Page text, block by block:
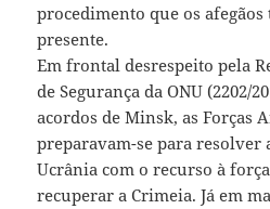
procedimento que os
presente.
Em frontal desrespeito pela
de Segurança da ONU (2202/
acordos de Minsk, as Forças
preparavam-se para resolver
Ucrânia com o recurso à
recuperar a Crimeia. Já em